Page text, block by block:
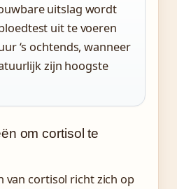
uitslag wordt
uit te voeren
‘s ochtends, wanneer
zijn hoogste
om cortisol te
van cortisol richt zich op